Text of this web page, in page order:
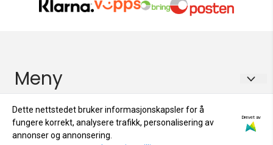
Meny
Merker
Om oss
Padlespesialisten as
Nyhetsbrev
Dette nettstedet bruker informasjonskapsler for å
fungere korrekt, analysere trafikk, personalisering av
annonser og annonsering.
Drevet av